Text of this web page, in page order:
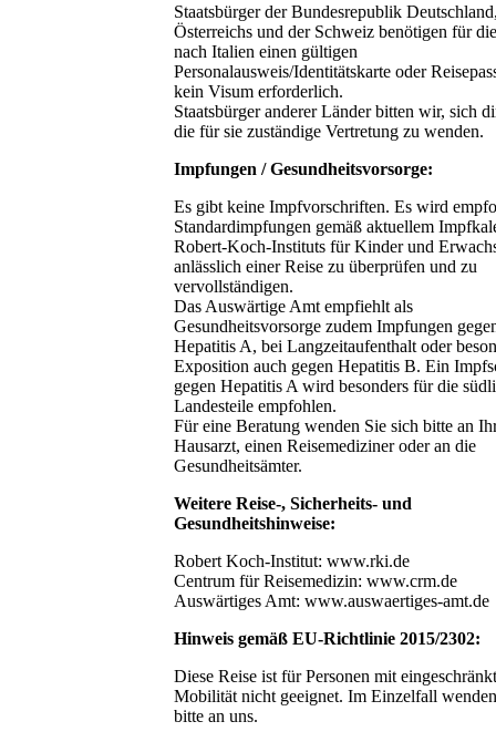
Staatsbürger der Bundesrepublik
Österreichs und der Schweiz benötigen für
nach Italien einen gültigen
Personalausweis/Identitätskarte oder
kein Visum erforderlich.
Staatsbürger anderer Länder bitten wir, sich
die für sie zuständige Vertretung zu wenden.
Impfungen / Gesundheitsvorsorge:
Es gibt keine Impfvorschriften. Es wird
Standardimpfungen gemäß aktuellem
Robert-Koch-Instituts für Kinder und
anlässlich einer Reise zu überprüfen und zu
vervollständigen.
Das Auswärtige Amt empfiehlt als
Gesundheitsvorsorge zudem Impfungen
Hepatitis A, bei Langzeitaufenthalt oder
Exposition auch gegen Hepatitis B. Ein
gegen Hepatitis A wird besonders für die
Landesteile empfohlen.
Für eine Beratung wenden Sie sich bitte an
Hausarzt, einen Reisemediziner oder an die
Gesundheitsämter.
Weitere Reise-, Sicherheits- und
Gesundheitshinweise:
Robert Koch-Institut: www.rki.de
Centrum für Reisemedizin: www.crm.de
Auswärtiges Amt: www.auswaertiges-amt.de
Hinweis gemäß EU-Richtlinie 2015/2302:
Diese Reise ist für Personen mit
Mobilität nicht geeignet. Im Einzelfall
bitte an uns.